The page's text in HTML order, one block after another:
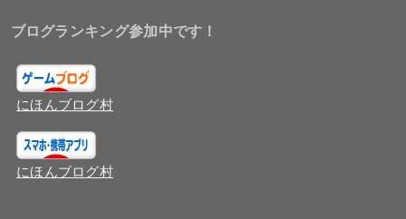
ブログランキング参加中です！
にほんブログ村
にほんブログ村